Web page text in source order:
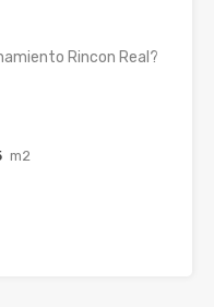
Rincon Real?
m2